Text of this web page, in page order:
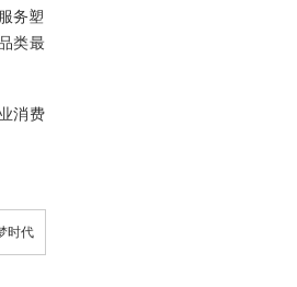
务塑
类最
消费
时代